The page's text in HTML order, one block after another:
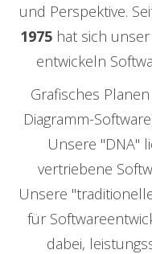
und Perspektive.
1975 hat sich unser
entwickeln
Grafisches
Diagramm-
Unsere "DNA"
vertriebene
Unsere
für
dabei,